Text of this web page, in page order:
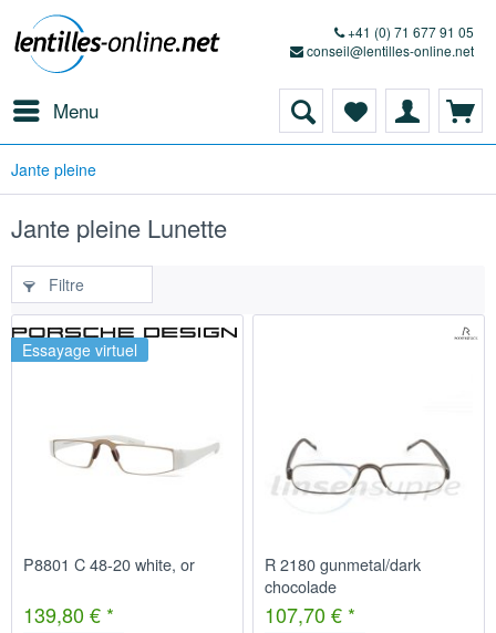
+41 (0) 71 677 91 05
conseil@lentilles-online.net
Menu
Jante pleine
Jante pleine Lunette
Filtre
Essayage virtuel
P8801 C 48-20 white, or
139,80 € *
R 2180 gunmetal/dark
chocolade
107,70 € *